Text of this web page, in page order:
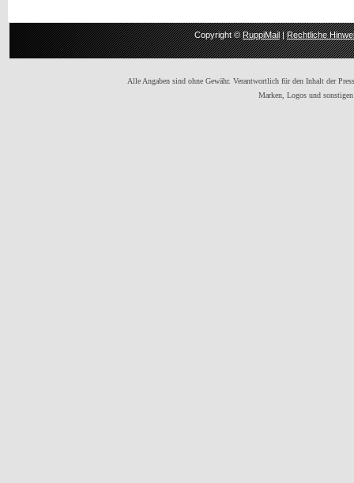
Copyright ©RuppiMail|Rechtliche
Alle Angaben sind ohne Gewähr. Verantwortlich für den Inhalt der
Marken, Logos und